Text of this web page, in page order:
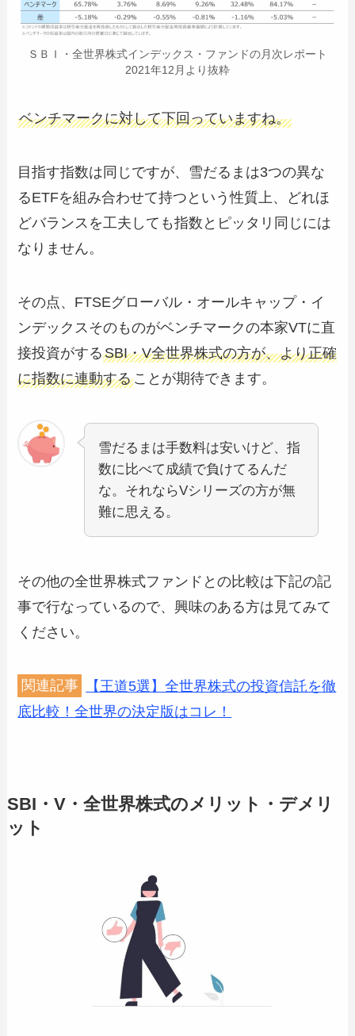
ＳＢＩ・全世界株式インデックス・ファンドの月次レポート
2021年12月より抜粋
ベンチマークに対して下回っていますね。
目指す指数は同じですが、雪だるまは3つの異な
るETFを組み合わせて持つという性質上、どれほ
どバランスを工夫しても指数とピッタリ同じには
なりません。
その点、FTSEグローバル・オールキャップ・イ
ンデックスそのものがベンチマークの本家VTに直
接投資がするSBI・V全世界株式の方が、より正確
に指数に連動することが期待できます。
雪だるまは手数料は安いけど、指
数に比べて成績で負けてるんだ
な。それならVシリーズの方が無
難に思える。
その他の全世界株式ファンドとの比較は下記の記
事で行なっているので、興味のある方は見てみて
ください。
関連記事
【王道5選】全世界株式の投資信託を徹
底比較！全世界の決定版はコレ！
SBI・V・全世界株式のメリット・デメリ
ット